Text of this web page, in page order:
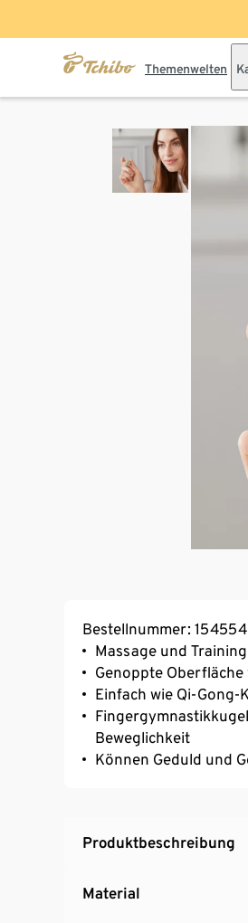
Themenwelten
Bestellnummer: 154554
Massage und
Genoppte
Einfach wie Qi-
Beweglichkeit
Können Geduld und
Produktbeschreibung
Material